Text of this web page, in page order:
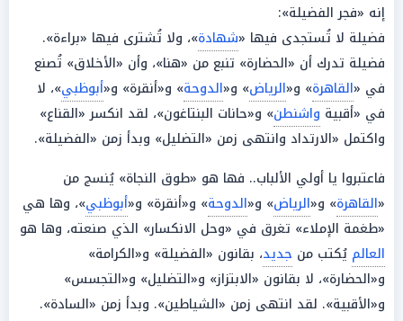
إنه «فجر الفضيلة»:
فضيلة لا تُستجدى فيها «شهادة»، ولا تُشترى فيها «براءة».
فضيلة تدرك أن «الحضارة» تنبع من «هنا»، وأن «الأخلاق» تُصنع
في «القاهرة» و«الرياض» و«الدوحة» و«أنقرة» و«أبوظبي»، لا
في «أقبية واشنطن» و«حانات البنتاغون»، لقد انكسر «القناع»
واكتمل «الارتداد وانتهى زمن «التضليل» وبدأ زمن «الفضيلة».
فاعتبروا يا أولي الألباب.. فها هو «طوق النجاة» يُنسج من
«القاهرة» و«الرياض» و«الدوحة» و«أنقرة» و«أبوظبي»، وها هي
«طغمة الإملاء» تغرق في «وحل الانكسار» الذي صنعته، وها هو
العالم يُكتب من جديد، بقانون «الفضيلة» و«الكرامة»
و«الحضارة»، لا بقانون «الابتزاز» و«التضليل» و«التجسس»
و«الأقبية». لقد انتهى زمن «الشياطين». وبدأ زمن «السادة».